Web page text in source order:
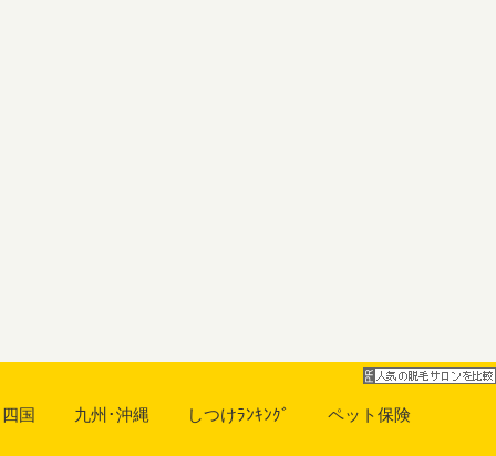
国 九州･沖縄 しつけﾗﾝｷﾝｸﾞ ペット保険